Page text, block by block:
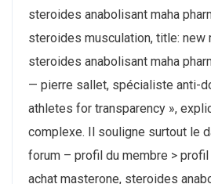
steroides anabolisant maha
steroides musculation, title: new
steroides anabolisant maha
— pierre sallet, spécialiste anti-
athletes for transparency »,
complexe. Il souligne surtout le
forum – profil du membre > profil
achat masterone, steroides